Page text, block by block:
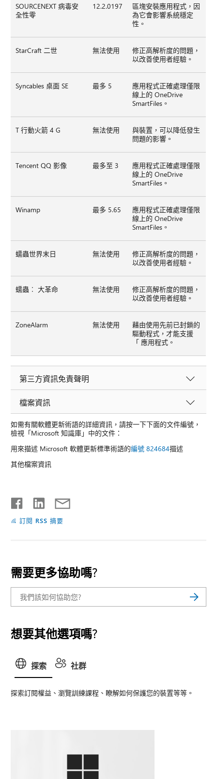
SOURCENEXT 病毒安
全性零
12.2.0197
區塊安裝應用程式，因
為它會影響系統穩定
性。
StarCraft 二世 無法使用
修正高解析度的問題，
以改善使用者經驗。
Syncables 桌面 SE 最多 5
應用程式正確處理僅限
線上的 OneDrive
SmartFiles。
T 行動火箭 4 G 無法使用
與裝置，可以降低發生
問題的影響。
Tencent QQ 影像 最多至 3
應用程式正確處理僅限
線上的 OneDrive
SmartFiles。
Winamp 最多 5.65
應用程式正確處理僅限
線上的 OneDrive
SmartFiles。
蠕蟲世界末日 無法使用
修正高解析度的問題，
以改善使用者經驗。
蠕蟲︰ 大革命 無法使用
修正高解析度的問題，
以改善使用者經驗。
ZoneAlarm 無法使用
藉由使用先前已封鎖的
驅動程式，才能支援
「 應用程式。
第三方資訊免責聲明
檔案資訊
如需有關軟體更新術語的詳細資訊，請按一下下面的文件編號，
檢視「Microsoft 知識庫」中的文件：
用來描述 Microsoft 軟體更新標準術語的編號 824684描述
其他檔案資訊
訂閱 RSS 摘要
需要更多協助嗎?
想要其他選項嗎?
探索 社群
探索訂閱權益、瀏覽訓練課程、瞭解如何保護您的裝置等等。